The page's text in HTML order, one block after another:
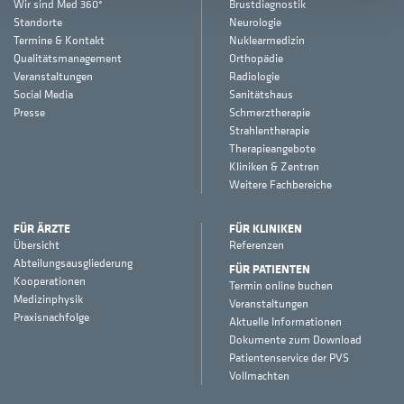
Wir sind Med 360°
Standorte
Termine & Kontakt
Qualitätsmanagement
Veranstaltungen
Social Media
Presse
Brustdiagnostik
Neurologie
Nuklearmedizin
Orthopädie
Radiologie
Sanitätshaus
Schmerztherapie
Strahlentherapie
Therapieangebote
Kliniken & Zentren
Weitere Fachbereiche
FÜR ÄRZTE
Übersicht
Abteilungsausgliederung
Kooperationen
Medizinphysik
Praxisnachfolge
FÜR KLINIKEN
Referenzen
FÜR PATIENTEN
Termin online buchen
Veranstaltungen
Aktuelle Informationen
Dokumente zum Download
Patientenservice der PVS
Vollmachten